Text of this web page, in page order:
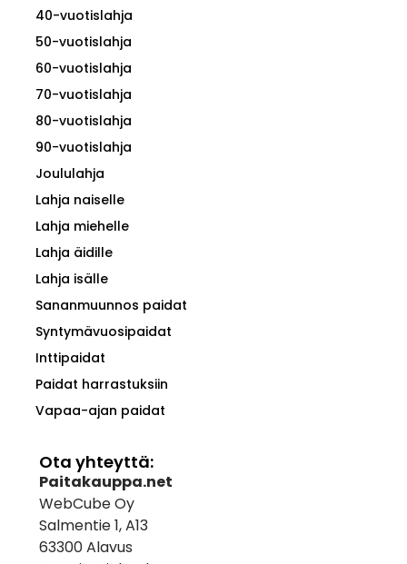
40-vuotislahja
50-vuotislahja
60-vuotislahja
70-vuotislahja
80-vuotislahja
90-vuotislahja
Joululahja
Lahja naiselle
Lahja miehelle
Lahja äidille
Lahja isälle
Sananmuunnos paidat
Syntymävuosipaidat
Inttipaidat
Paidat harrastuksiin
Vapaa-ajan paidat
Ota yhteyttä:
Paitakauppa.net
WebCube Oy
Salmentie 1, A13
63300 Alavus